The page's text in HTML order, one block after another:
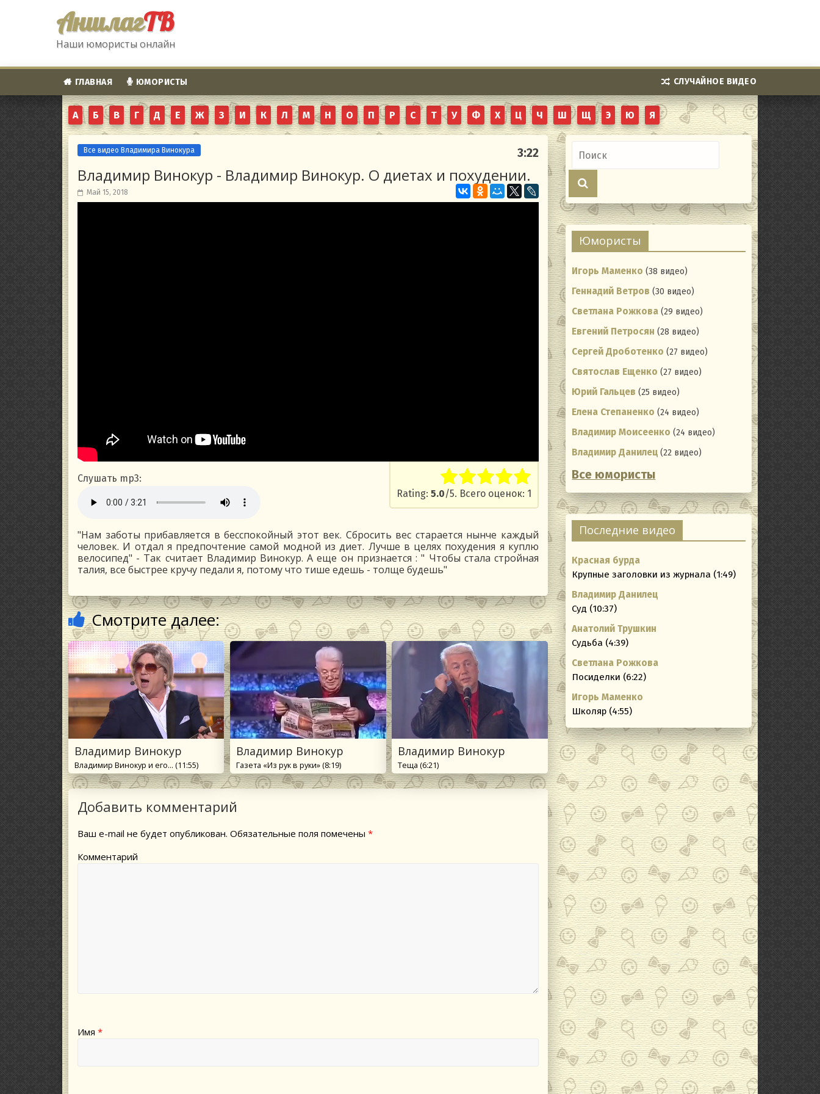
АншлагТВ
Наши юмористы онлайн
ГЛАВНАЯ ЮМОРИСТЫ СЛУЧАЙНОЕ ВИДЕО
А Б В Г Д Е Ж З И К Л М Н О П Р С Т У Ф Х Ц Ч Ш Щ Э Ю Я
Все видео Владимира Винокура 3:22
Владимир Винокур - Владимир Винокур. О диетах и похудении.
Май 15, 2018
Rate this item:
Submit Rating
Rating: 5.0/5. Всего оценок: 1
Слушать mp3:
"Нам заботы прибавляется в бесспокойный этот век. Сбросить вес старается нынче каждый
человек. И отдал я предпочтение самой модной из диет. Лучше в целях похудения я куплю
велосипед" - Так считает Владимир Винокур. А еще он признается : " Чтобы стала стройная
талия, все быстрее кручу педали я, потому что тише едешь - толще будешь"
Смотрите далее:
Владимир Винокур
Владимир Винокур и его... (11:55)
Владимир Винокур
Газета «Из рук в руки» (8:19)
Владимир Винокур
Теща (6:21)
Добавить комментарий
Ваш e-mail не будет опубликован. Обязательные поля помечены *
Комментарий
Имя *
Юмористы
Игорь Маменко (38 видео)
Геннадий Ветров (30 видео)
Светлана Рожкова (29 видео)
Евгений Петросян (28 видео)
Сергей Дроботенко (27 видео)
Святослав Ещенко (27 видео)
Юрий Гальцев (25 видео)
Елена Степаненко (24 видео)
Владимир Моисеенко (24 видео)
Владимир Данилец (22 видео)
Все юмористы
Последние видео
Красная бурда
Крупные заголовки из журнала (1:49)
Владимир Данилец
Суд (10:37)
Анатолий Трушкин
Судьба (4:39)
Светлана Рожкова
Посиделки (6:22)
Игорь Маменко
Школяр (4:55)